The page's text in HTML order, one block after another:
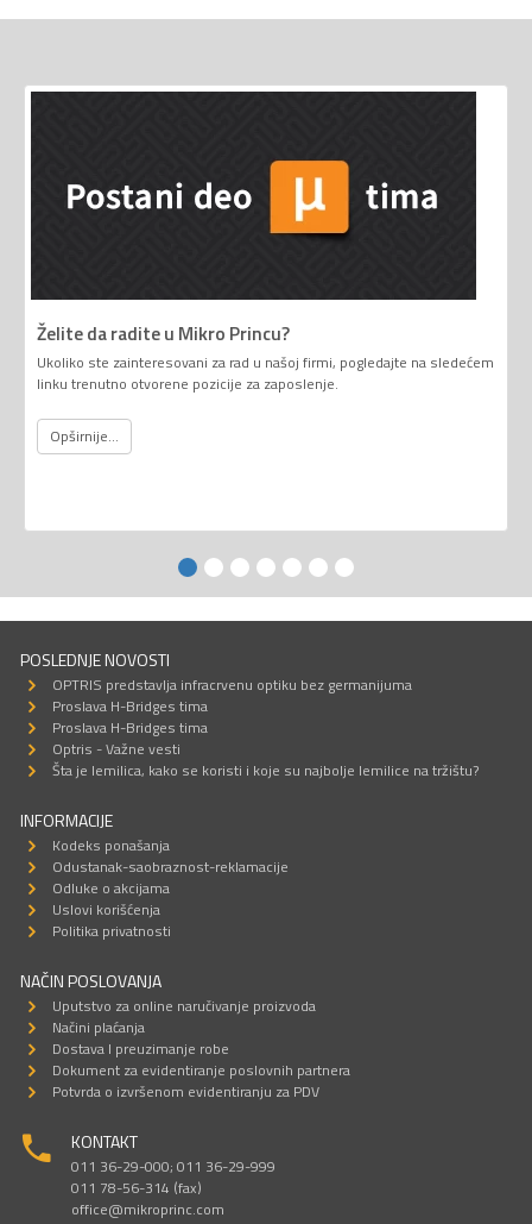
Želite da radite u Mikro Princu?
Ukoliko ste zainteresovani za rad u našoj firmi, pogledajte na sledećem
linku trenutno otvorene pozicije za zaposlenje.
Opširnije...
POSLEDNJE NOVOSTI
OPTRIS predstavlja infracrvenu optiku bez germanijuma
Proslava H-Bridges tima
Proslava H-Bridges tima
Optris - Važne vesti
Šta je lemilica, kako se koristi i koje su najbolje lemilice na tržištu?
INFORMACIJE
Kodeks ponašanja
Odustanak-saobraznost-reklamacije
Odluke o akcijama
Uslovi korišćenja
Politika privatnosti
NAČIN POSLOVANJA
Uputstvo za online naručivanje proizvoda
Načini plaćanja
Dostava I preuzimanje robe
Dokument za evidentiranje poslovnih partnera
Potvrda o izvršenom evidentiranju za PDV
KONTAKT
011 36-29-000; 011 36-29-999
011 78-56-314 (fax)
office@mikroprinc.com